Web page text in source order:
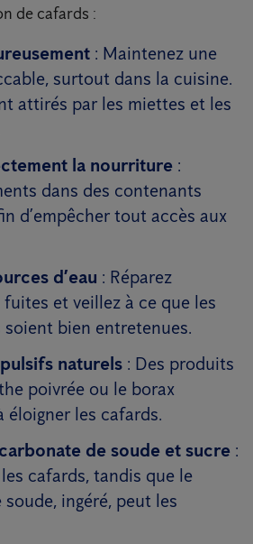
de cafards :
: Maintenez une
surtout dans la cuisine.
attirés par les miettes et les
la nourriture :
dans des contenants
d’empêcher tout accès aux
d’eau : Réparez
et veillez à ce que les
soient bien entretenues.
naturels : Des produits
poivrée ou le borax
éloigner les cafards.
de soude et sucre :
cafards, tandis que le
ingéré, peut les